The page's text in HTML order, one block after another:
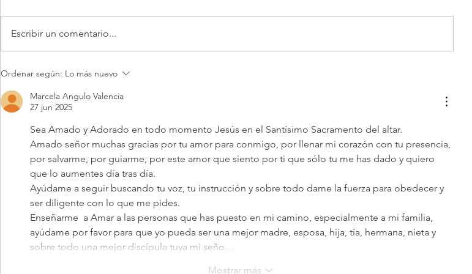
Oración de la mañana. 6 de
Escribir un comentario...
Ordenar según: Lo más nuevo
Marcela Angulo Valencia
27 jun 2025
Sea Amado y Adorado en todo momento Jesús en el Santísimo Sacramento del altar.
Amado señor muchas gracias por tu amor para conmigo, por llenar mi corazón con tu presencia,
por salvarme, por guiarme, por este amor que siento por ti que sólo tu me has dado y quiero
que lo aumentes día tras día.
Ayúdame a seguir buscando tu voz, tu instrucción y sobre todo dame la fuerza para obedecer y
ser diligente con lo que me pides.
Enseñarme  a Amar a las personas que has puesto en mi camino, especialmente a mi familia,
ayúdame por favor para que yo pueda ser una mejor madre, esposa, hija, tía, hermana, nieta y
sobre todo una mejor discípula tuya mi seño…
Mostrar más